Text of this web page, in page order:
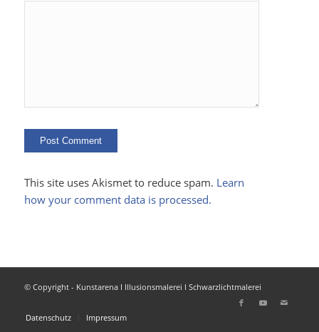
This site uses Akismet to reduce spam. Learn
how your comment data is processed.
© Copyright - Kunstarena I Illusionsmalerei I Schwarzlichtmalerei
Datenschutz Impressum